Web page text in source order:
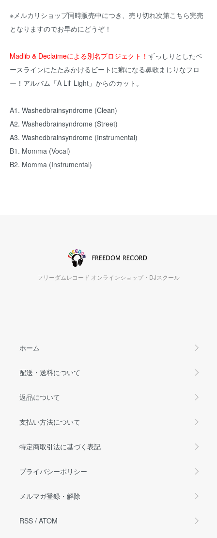
※メルカリショップ同時販売中につき、売り切れ次第こちら完売
となりますのでお早めにどうぞ！
Madlib & Declaimeによる別名プロジェクト！ ずっしりとしたベ
ースラインにたたみかけるビートに癖になる鼻歌まじりなフロ
ー！アルバム「A Lil' Light」からのカット。
A1. Washedbrainsyndrome (Clean)
A2. Washedbrainsyndrome (Street)
A3. Washedbrainsyndrome (Instrumental)
B1. Momma (Vocal)
B2. Momma (Instrumental)
フリーダムレコード オンラインショップ・DJスクール
ホーム
配送・送料について
返品について
支払い方法について
特定商取引法に基づく表記
プライバシーポリシー
メルマガ登録・解除
RSS / ATOM